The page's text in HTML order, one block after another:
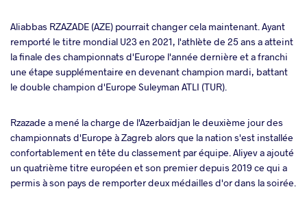
Aliabbas RZAZADE (AZE) pourrait changer cela maintenant. Ayant
remporté le titre mondial U23 en 2021, l'athlète de 25 ans a atteint
la finale des championnats d'Europe l'année dernière et a franchi
une étape supplémentaire en devenant champion mardi, battant
le double champion d'Europe Suleyman ATLI (TUR).
Rzazade a mené la charge de l'Azerbaïdjan le deuxième jour des
championnats d'Europe à Zagreb alors que la nation s'est installée
confortablement en tête du classement par équipe. Aliyev a ajouté
un quatrième titre européen et son premier depuis 2019 ce qui a
permis à son pays de remporter deux médailles d'or dans la soirée.